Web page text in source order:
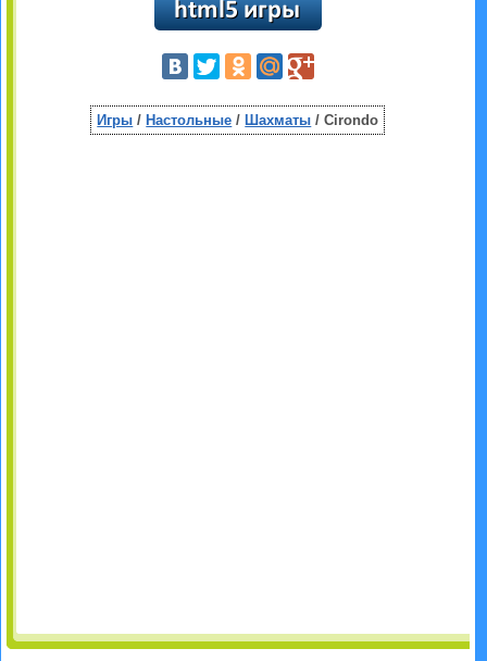
Игры / Настольные / Шахматы / Cirondo